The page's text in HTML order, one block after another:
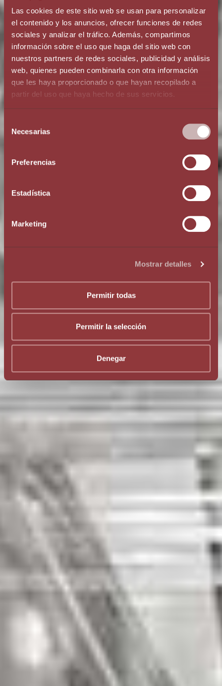
Las cookies de este sitio web se usan para personalizar
el contenido y los anuncios, ofrecer funciones de redes
sociales y analizar el tráfico. Además, compartimos
información sobre el uso que haga del sitio web con
nuestros partners de redes sociales, publicidad y análisis
web, quienes pueden combinarla con otra información
que les haya proporcionado o que hayan recopilado a
partir del uso que haya hecho de sus servicios.
Necesarias
Preferencias
Estadística
Marketing
Mostrar detalles
Permitir todas
Permitir la selección
Denegar
ONE GROUP
КОНСУЛЬТИРОВАНИЕ